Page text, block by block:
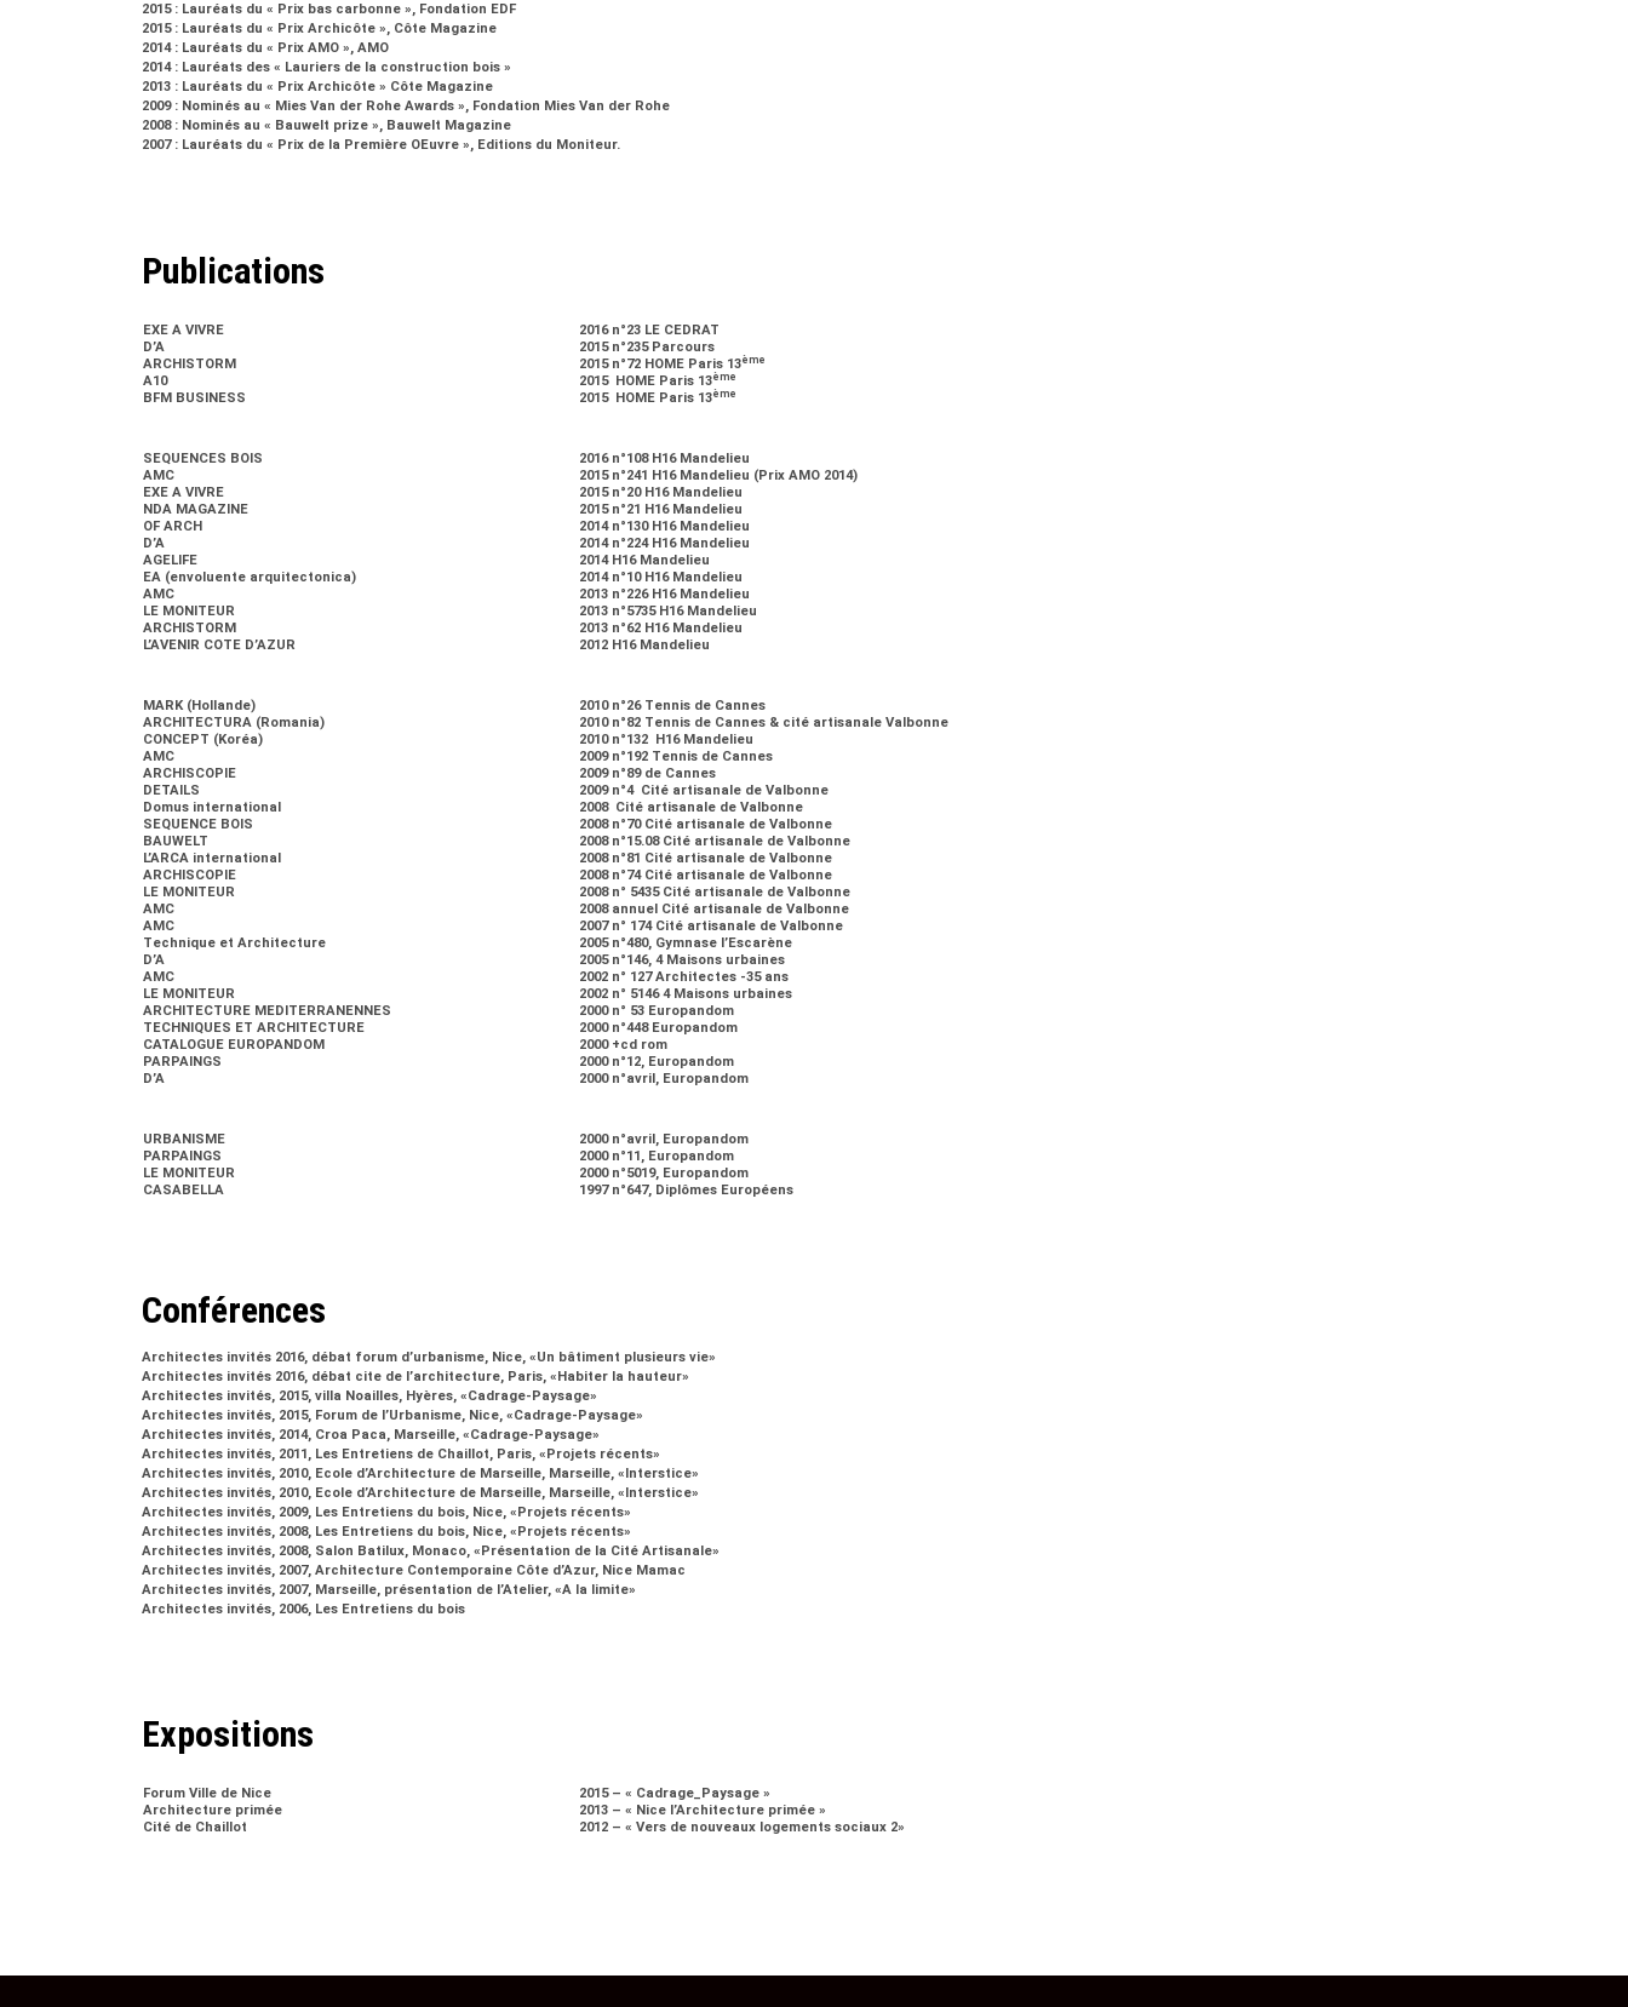
2015 : Lauréats du « Prix bas carbonne », Fondation EDF
2015 : Lauréats du « Prix Archicôte », Côte Magazine
2014 : Lauréats du « Prix AMO », AMO
2014 : Lauréats des « Lauriers de la construction bois »
2013 : Lauréats du « Prix Archicôte » Côte Magazine
2009 : Nominés au « Mies Van der Rohe Awards », Fondation Mies Van der Rohe
2008 : Nominés au « Bauwelt prize », Bauwelt Magazine
2007 : Lauréats du « Prix de la Première OEuvre », Editions du Moniteur.
Publications
EXE A VIVRE
2016 n°23 LE CEDRAT
D’A
2015 n°235 Parcours
ARCHISTORM
2015 n°72 HOME Paris 13ème
A10 2015 HOME Paris 13ème
BFM BUSINESS 2015 HOME Paris 13ème
SEQUENCES BOIS
2016 n°108 H16 Mandelieu
AMC
2015 n°241 H16 Mandelieu (Prix AMO 2014)
EXE A VIVRE
2015 n°20 H16 Mandelieu
NDA MAGAZINE
2015 n°21 H16 Mandelieu
OF ARCH
2014 n°130 H16 Mandelieu
D’A
2014 n°224 H16 Mandelieu
AGELIFE
2014 H16 Mandelieu
EA (envoluente arquitectonica)
2014 n°10 H16 Mandelieu
AMC
2013 n°226 H16 Mandelieu
LE MONITEUR
2013 n°5735 H16 Mandelieu
ARCHISTORM
2013 n°62 H16 Mandelieu
L’AVENIR COTE D’AZUR
2012 H16 Mandelieu
MARK (Hollande)
2010 n°26 Tennis de Cannes
ARCHITECTURA (Romania)
2010 n°82 Tennis de Cannes & cité artisanale Valbonne
CONCEPT (Koréa)
2010 n°132 H16 Mandelieu
AMC
2009 n°192 Tennis de Cannes
ARCHISCOPIE
2009 n°89 de Cannes
DETAILS
2009 n°4 Cité artisanale de Valbonne
Domus international
2008 Cité artisanale de Valbonne
SEQUENCE BOIS
2008 n°70 Cité artisanale de Valbonne
BAUWELT
2008 n°15.08 Cité artisanale de Valbonne
L’ARCA international
2008 n°81 Cité artisanale de Valbonne
ARCHISCOPIE
2008 n°74 Cité artisanale de Valbonne
LE MONITEUR
2008 n° 5435 Cité artisanale de Valbonne
AMC
2008 annuel Cité artisanale de Valbonne
AMC
2007 n° 174 Cité artisanale de Valbonne
Technique et Architecture
2005 n°480, Gymnase l’Escarène
D’A
2005 n°146, 4 Maisons urbaines
AMC
2002 n° 127 Architectes -35 ans
LE MONITEUR
2002 n° 5146 4 Maisons urbaines
ARCHITECTURE MEDITERRANENNES
2000 n° 53 Europandom
TECHNIQUES ET ARCHITECTURE
2000 n°448 Europandom
CATALOGUE EUROPANDOM
2000 +cd rom
PARPAINGS
2000 n°12, Europandom
D’A
2000 n°avril, Europandom
URBANISME
2000 n°avril, Europandom
PARPAINGS
2000 n°11, Europandom
LE MONITEUR
2000 n°5019, Europandom
CASABELLA
1997 n°647, Diplômes Européens
Conférences
Architectes invités 2016, débat forum d’urbanisme, Nice, «Un bâtiment plusieurs vie»
Architectes invités 2016, débat cite de l’architecture, Paris, «Habiter la hauteur»
Architectes invités, 2015, villa Noailles, Hyères, «Cadrage-Paysage»
Architectes invités, 2015, Forum de l’Urbanisme, Nice, «Cadrage-Paysage»
Architectes invités, 2014, Croa Paca, Marseille, «Cadrage-Paysage»
Architectes invités, 2011, Les Entretiens de Chaillot, Paris, «Projets récents»
Architectes invités, 2010, Ecole d’Architecture de Marseille, Marseille, «Interstice»
Architectes invités, 2010, Ecole d’Architecture de Marseille, Marseille, «Interstice»
Architectes invités, 2009, Les Entretiens du bois, Nice, «Projets récents»
Architectes invités, 2008, Les Entretiens du bois, Nice, «Projets récents»
Architectes invités, 2008, Salon Batilux, Monaco, «Présentation de la Cité Artisanale»
Architectes invités, 2007, Architecture Contemporaine Côte d’Azur, Nice Mamac
Architectes invités, 2007, Marseille, présentation de l’Atelier, «A la limite»
Architectes invités, 2006, Les Entretiens du bois
Expositions
Forum Ville de Nice
2015 – « Cadrage_Paysage »
Architecture primée
2013 – « Nice l’Architecture primée »
Cité de Chaillot
2012 – « Vers de nouveaux logements sociaux 2»